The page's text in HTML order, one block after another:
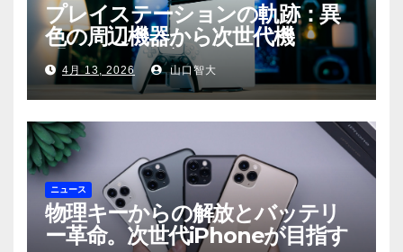
プレイステーションの軌跡：異
色の周辺機器から次世代機
「PS6」の展望まで
4月 13, 2026 山口智大
ニュース
物理キーからの解放とバッテリ
ー革命。次世代iPhoneが目指す